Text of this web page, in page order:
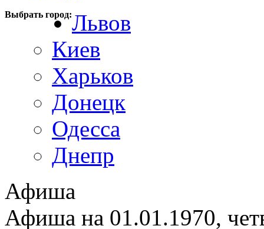
Выбрать город:Львов
Киев
Харьков
Донецк
Одесса
Днепр
Афиша
Афиша на 01.01.1970,